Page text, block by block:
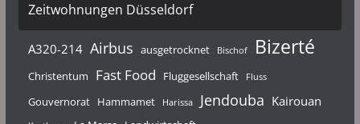
Zeitwohnungen Düsseldorf
A320-214 Airbus ausgetrocknet Bischof Bizerté
Christentum Fast Food Fluggesellschaft Fluss
Gouvernorat Hammamet Harissa Jendouba Kairouan